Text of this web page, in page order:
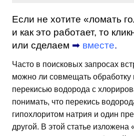
Если не хотите «ломать
и как это работает, то
или сделаем ➡ вместе.
Часто в поисковых запросах
можно ли совмещать обработку
перекисью водорода с
понимать, что перекись
гипохлоритом натрия и один
другой. В этой статье изложена